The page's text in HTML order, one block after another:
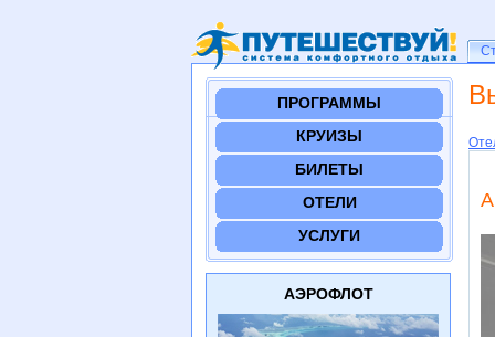
ПРОГРАММЫ
КРУИЗЫ
БИЛЕТЫ
ОТЕЛИ
УСЛУГИ
АЭРОФЛОТ